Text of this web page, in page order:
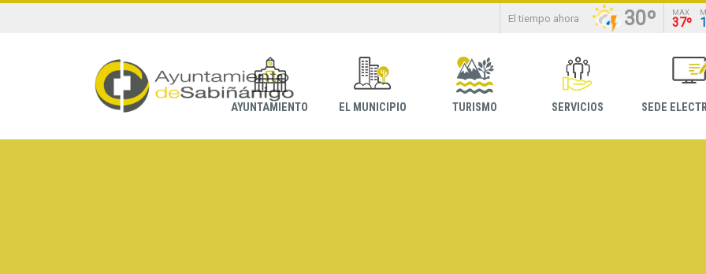
El tiempo ahora 30º MAX
37º
AYUNTAMIENTO EL MUNICIPIO TURISMO SERVICIOS SEDE